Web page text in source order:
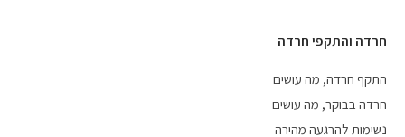
חרדה והתקפי חרדה
התקף חרדה, מה עושים
חרדה בבוקר, מה עושים
נשימות להרגעה מהירה